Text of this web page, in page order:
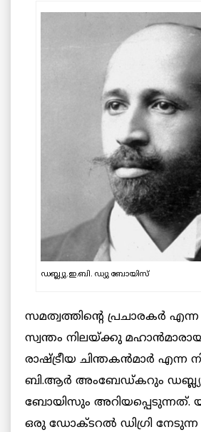
ഡബ്ല്യു.ഇ.ബി. ഡ്യു ബോയിസ്
സമത്വത്തിന്റെ പ്രചാരകര്‍ എന്ന
സ്വന്തം നിലയ്ക്കു
രാഷ്ട്രീയ ചിന്തകന്‍മാര്‍ എന്ന
ബി.ആര്‍ അംബേഡ്കറും
ബോയിസും അറിയപ്പെടുന്നത്.
ഒരു ഡോക്ടറല്‍ ഡിഗ്രി